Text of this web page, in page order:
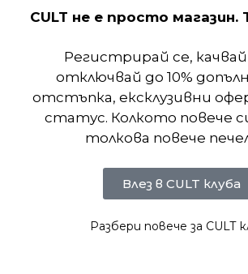
съчетават, за да създадат
Отзиви (0)
Подобни продукти
CULT не е просто магазин.
Регистрирай се,
отключвай до 10%
отстъпка, ексклузивни
статус. Колкото повече
толкова повече
Влез в CULT клуба
Разбери повече за CULT